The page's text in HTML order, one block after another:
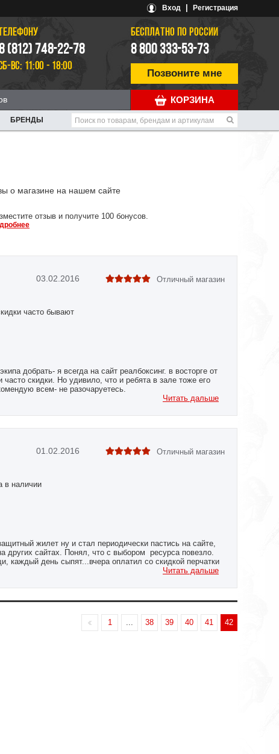
Вход Регистрация
(812) 748-22-78
ВС: 11:00 - 18:00
БЕСПЛАТНО ПО РОССИИ
8 800 333-53-73
Позвоните мне
КОРЗИНА
БРЕНДЫ
о магазине на нашем сайте
отзыв и получите 100 бонусов.
03.02.2016 Отличный магазин
часто бывают
добрать- я всегда на сайт реалбоксинг. в восторге от
скидки. Но удивило, что и ребята в зале тоже его
всем- не разочаруетесь.
Читать дальше
01.02.2016 Отличный магазин
в наличии
жилет ну и стал периодически пастись на сайте,
других сайтах. Понял, что с выбором ресурса повезло.
каждый день сыпят...вчера оплатил со скидкой перчатки
Читать дальше
1 38 39 40 41 42